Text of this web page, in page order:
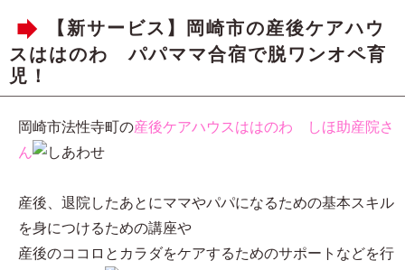
【新サービス】岡崎市の産後ケアハウ
スははのわ パパママ合宿で脱ワンオペ育
児！
岡崎市法性寺町の産後ケアハウスははのわ しほ助産院さ
ん
産後、退院したあとにママやパパになるための基本スキル
を身につけるための講座や
産後のココロとカラダをケアするためのサポートなどを行